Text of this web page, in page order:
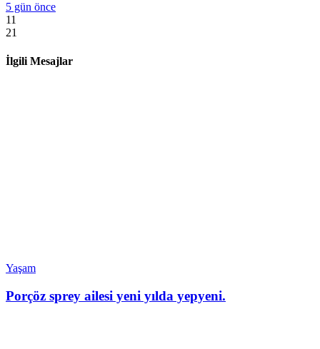
5 gün önce
11
21
İlgili Mesajlar
Yaşam
Porçöz sprey ailesi yeni yılda yepyeni.